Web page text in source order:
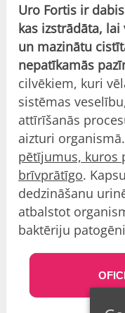
Uro Fortis ir
kas izstrādāta,
un mazinātu
nepatīkamās
cilvēkiem, kuri
sistēmas
attīrīšanās
aizturi organismā.
pētījumus, kuros
brīvprātīgo.
dedzināšanu
atbalstot
baktēriju